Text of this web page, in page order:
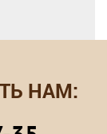
НАМ: